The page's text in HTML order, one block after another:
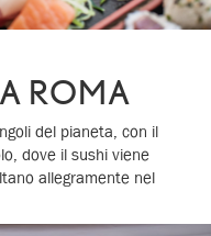
ROMA
del pianeta, con il
dove il sushi viene
allegramente nel